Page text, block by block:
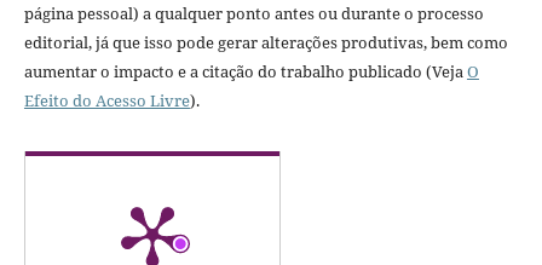
página pessoal) a qualquer ponto antes ou durante o processo
editorial, já que isso pode gerar alterações produtivas, bem como
aumentar o impacto e a citação do trabalho publicado (VejaO
Efeito do Acesso Livre).